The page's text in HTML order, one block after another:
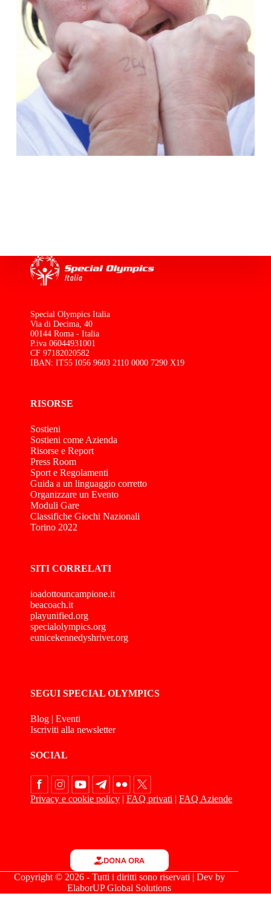
Special Olympics Italia
Via di Decima, 40
00144 Roma - Italia
P.iva 06044931001
CF 97182020582
IBAN: IT55 I056 9603 2110 0000 7290 X19
RISORSE
Sostieni
Sostieni come Azienda
Risorse e Report
Press Room
Sport e Regolamenti
Guida a un linguaggio corretto
Organizzare un Evento
Moduli Gare
Classifiche Giochi Nazionali
Torino 2022
SITI CORRELATI
ioadottouncampione.it
beacoach.it
playunified.org
specialolympics.org
eunicekennedyshriver.org
SEGUI SPECIAL OLYMPICS
Blog | Eventi
Iscriviti alla newsletter
SOCIAL
Privacy e cookie policy | FAQ privati | FAQ Aziende
DONA ORA
Copyright © 2026 - Tutti i diritti sono riservati | Dev by
ElaborUP Global Solutions